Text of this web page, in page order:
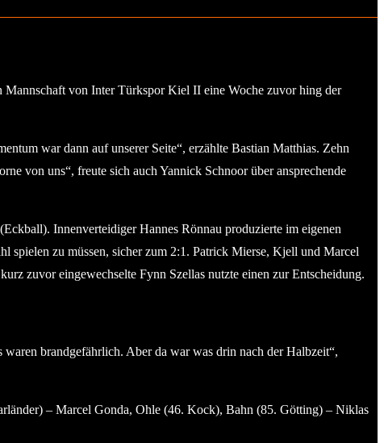
Mannschaft von Inter Türkspor Kiel II eine Woche zuvor hing der
war dann auf unserer Seite“, erzählte Bastian Matthias. Zehn
von uns“, freute sich auch Yannick Schnoor über ansprechende
Innenverteidiger Hannes Rönnau produzierte im eigenen
spielen zu müssen, sicher zum 2:1. Patrick Mierse, Kjell und Marcel
zuvor eingewechselte Fynn Szellas nutzte einen zur Entscheidung.
brandgefährlich. Aber da war was drin nach der Halbzeit“,
– Marcel Gonda, Ohle (46. Kock), Bahn (85. Götting) – Niklas